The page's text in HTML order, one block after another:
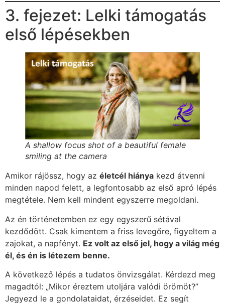
3. fejezet: Lelki támogatás
első lépésekben
A shallow focus shot of a beautiful female
smiling at the camera
Amikor rájössz, hogy az életcél hiánya kezd átvenni
minden napod felett, a legfontosabb az első apró lépés
megtétele. Nem kell mindent egyszerre megoldani.
Az én történetemben ez egy egyszerű sétával
kezdődött. Csak kimentem a friss levegőre, figyeltem a
zajokat, a napfényt. Ez volt az első jel, hogy a világ még
él, és én is létezem benne.
A következő lépés a tudatos önvizsgálat. Kérdezd meg
magadtól: „Mikor éreztem utoljára valódi örömöt?”
Jegyezd le a gondolataidat, érzéseidet. Ez segít